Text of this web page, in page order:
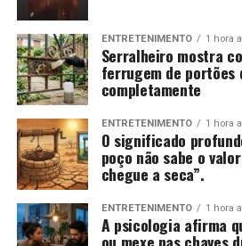
ENTRETENIMENTO 1 hora
Serralheiro mostra
ferrugem de
completamente
ENTRETENIMENTO 1 hora
O significado
poço não sabe o
chegue a seca”.
ENTRETENIMENTO 1 hora
A psicologia afirma